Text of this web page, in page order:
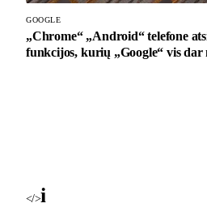
GOOGLE
„Chrome“ „Android“ telefone
funkcijos, kurių „Google“ vis dar
</>iBlog